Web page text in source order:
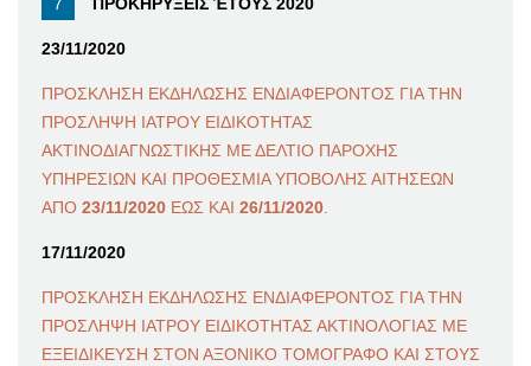
23/11/2020
ΠΡΟΣΚΛΗΣΗ ΕΚΔΗΛΩΣΗΣ ΕΝΔΙΑΦΕΡΟΝΤΟΣ ΓΙΑ ΤΗΝ
ΠΡΟΣΛΗΨΗ ΙΑΤΡΟΥ ΕΙΔΙΚΟΤΗΤΑΣ
ΑΚΤΙΝΟΔΙΑΓΝΩΣΤΙΚΗΣ ΜΕ ΔΕΛΤΙΟ ΠΑΡΟΧΗΣ
ΥΠΗΡΕΣΙΩΝ ΚΑΙ ΠΡΟΘΕΣΜΙΑ ΥΠΟΒΟΛΗΣ ΑΙΤΗΣΕΩΝ
ΑΠΟ 23/11/2020 ΕΩΣ ΚΑΙ 26/11/2020
17/11/2020
ΠΡΟΣΚΛΗΣΗ ΕΚΔΗΛΩΣΗΣ ΕΝΔΙΑΦΕΡΟΝΤΟΣ ΓΙΑ ΤΗΝ
ΠΡΟΣΛΗΨΗ ΙΑΤΡΟΥ ΕΙΔΙΚΟΤΗΤΑΣ ΑΚΤΙΝΟΛΟΓΙΑΣ ΜΕ
ΕΞΕΙΔΙΚΕΥΣΗ ΣΤΟΝ ΑΞΟΝΙΚΟ ΤΟΜΟΓΡΑΦΟ ΚΑΙ ΣΤΟΥΣ